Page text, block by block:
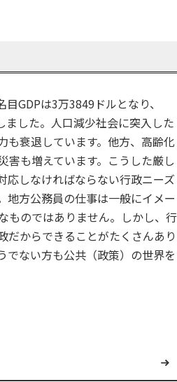
GDPは3万3849ドルとなり、
ました。人口減少社会に突入した
も衰退しています。他方、高齢化
害も増えています。こうした厳し
応しなければならない行政ニーズ
地方公務員の仕事は一般にイメー
ものではありません。しかし、行
だからできることがたくさんあり
でない方も公共（政策）の世界を